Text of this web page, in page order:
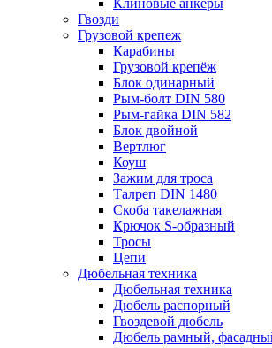
Гвозди
Грузовой крепеж
Карабины
Грузовой крепёж
Блок одинарный
Рым-болт DIN 580
Рым-гайка DIN 582
Блок двойной
Вертлюг
Коуш
Зажим для троса
Талреп DIN 1480
Скоба такелажная
Крючок S-образный
Тросы
Цепи
Дюбельная техника
Дюбельная техника
Дюбель распорный
Гвоздевой дюбель
Дюбель рамный,